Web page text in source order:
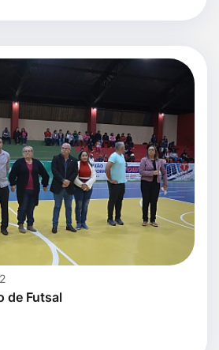
de Futsal